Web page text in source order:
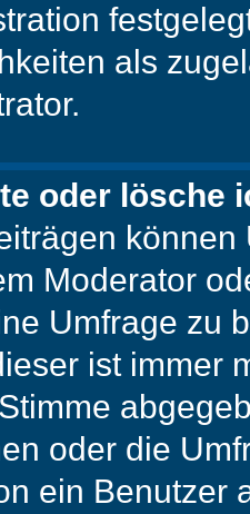
als
oder lösche
Moderator
Umfrage zu
ist immer
oder die
ein Benutzer